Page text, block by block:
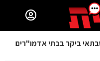
ביקר בבתי אדמו"רים